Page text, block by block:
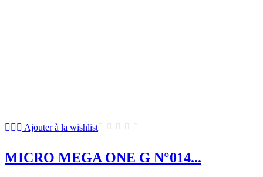
Ajouter à la wishlist
MICRO MEGA ONE G N°014...